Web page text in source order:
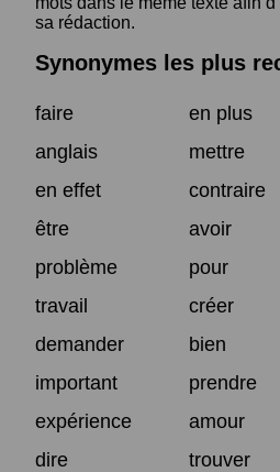
sa rédaction.
Synonymes les plus
faire
en plus
anglais
mettre
en effet
contraire
être
avoir
problème
pour
travail
créer
demander
bien
important
prendre
expérience
amour
dire
trouver